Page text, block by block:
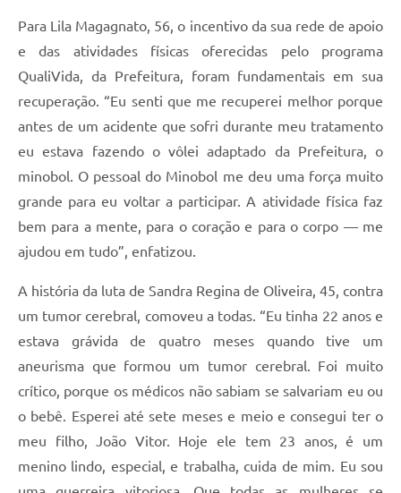
Para Lila Magagnato, 56, o incentivo da sua rede de apoio
e das atividades físicas oferecidas pelo programa
QualiVida, da Prefeitura, foram fundamentais em sua
recuperação. “Eu senti que me recuperei melhor porque
antes de um acidente que sofri durante meu tratamento
eu estava fazendo o vôlei adaptado da Prefeitura, o
minobol. O pessoal do Minobol me deu uma força muito
grande para eu voltar a participar. A atividade física faz
bem para a mente, para o coração e para o corpo — me
ajudou em tudo”, enfatizou.
A história da luta de Sandra Regina de Oliveira, 45, contra
um tumor cerebral, comoveu a todas. “Eu tinha 22 anos e
estava grávida de quatro meses quando tive um
aneurisma que formou um tumor cerebral. Foi muito
crítico, porque os médicos não sabiam se salvariam eu ou
o bebê. Esperei até sete meses e meio e consegui ter o
meu filho, João Vitor. Hoje ele tem 23 anos, é um
menino lindo, especial, e trabalha, cuida de mim. Eu sou